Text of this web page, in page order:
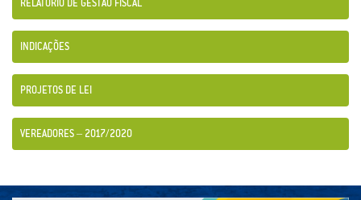
RELATÓRIO DE GESTÃO FISCAL
INDICAÇÕES
PROJETOS DE LEI
VEREADORES – 2017/2020